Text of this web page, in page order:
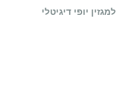
למגזין יופי דיגיטלי